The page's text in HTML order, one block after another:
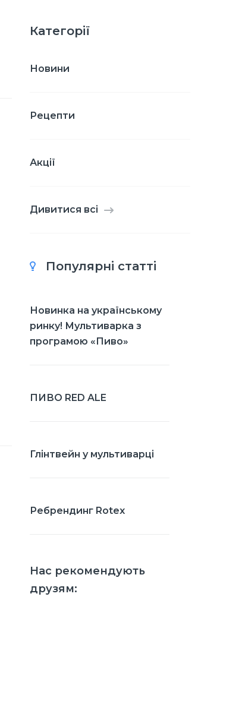
Категорії
Новини
Рецепти
Акції
Дивитися всі
Популярні статті
Новинка на українському
ринку! Мультиварка з
програмою «Пиво»
ПИВО RED ALE
Глінтвейн у мультиварці
Ребрендинг Rotex
Нас рекомендують
друзям: